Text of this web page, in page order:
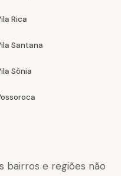
Rica
Santana
Sônia
bairros e regiões não